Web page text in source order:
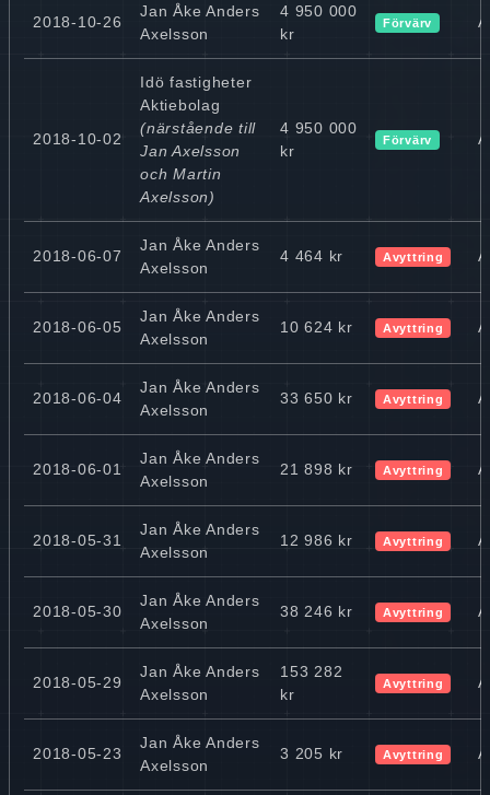
2018-10-26
Jan Åke Anders
Axelsson
4 950 000
kr
Förvärv
2018-10-02
Idö fastigheter
Aktiebolag
(närstående till
Jan Axelsson
och Martin
Axelsson)
4 950 000
kr
Förvärv
2018-06-07
Jan Åke Anders
Axelsson
4 464 kr Avyttring
2018-06-05
Jan Åke Anders
Axelsson
10 624 kr Avyttring
2018-06-04
Jan Åke Anders
Axelsson
33 650 kr Avyttring
2018-06-01
Jan Åke Anders
Axelsson
21 898 kr Avyttring
2018-05-31
Jan Åke Anders
Axelsson
12 986 kr Avyttring
2018-05-30
Jan Åke Anders
Axelsson
38 246 kr Avyttring
2018-05-29
Jan Åke Anders
Axelsson
153 282
kr
Avyttring
2018-05-23
Jan Åke Anders
Axelsson
3 205 kr Avyttring